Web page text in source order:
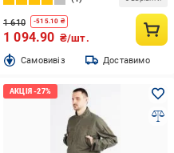
1 610 -515.10 ₴
1 094.90 ₴/шт.
Cамовивіз Доставимо